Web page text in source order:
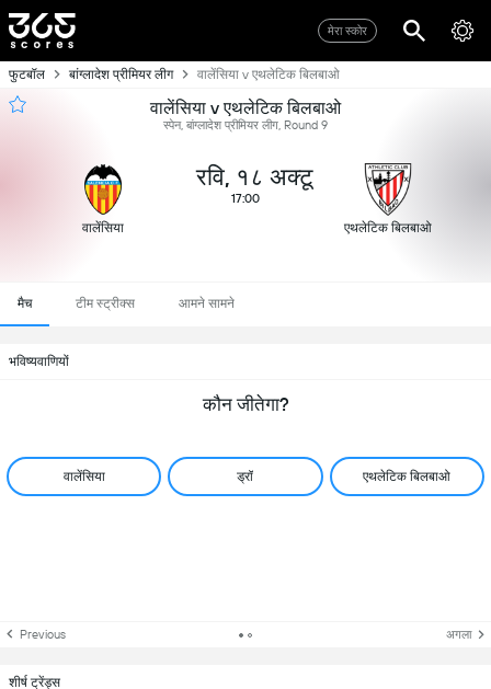
मेरा स्कोर
फुटबॉल बांग्लादेश प्रीमियर लीग वालेंसिया v एथलेटिक बिलबाओ
वालेंसिया v एथलेटिक बिलबाओ
स्पेन, बांग्लादेश प्रीमियर लीग, Round 9
वालेंसिया
रवि, १८ अक्टू
17:00
एथलेटिक बिलबाओ
मैच टीम स्ट्रीक्स आमने सामने
भविष्यवाणियों
कौन जीतेगा?
वालेंसिया ड्रॉ एथलेटिक बिलबाओ
Previous अगला
शीर्ष ट्रेंड्स